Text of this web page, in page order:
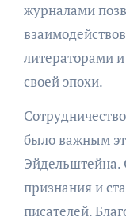
журналами
литераторами
своей эпохи.
было важным
Эйдельштейна.
признания и
писателей.